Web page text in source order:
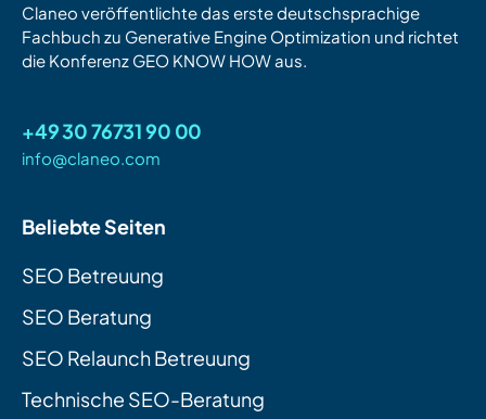
Claneo veröffentlichte das erste deutschsprachige
Fachbuch zu Generative Engine Optimization und richtet
die Konferenz GEO KNOW HOW aus.
+49 30 76731 90 00
info@claneo.com
Beliebte Seiten
SEO Betreuung
SEO Beratung
SEO Relaunch Betreuung
Technische SEO-Beratung